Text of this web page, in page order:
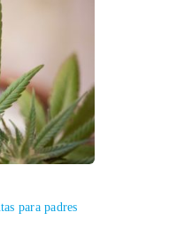
para padres